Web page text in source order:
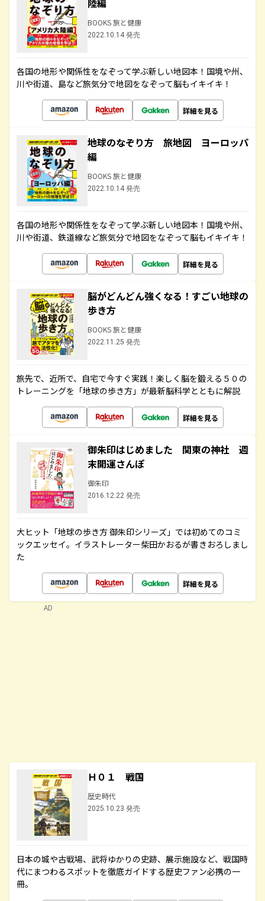
陸編
BOOKS 旅と健康
2022.10.14 発売
各国の地形や関係性をなぞって学ぶ新しい地図本！国境や州、
川や街道、島など旅気分で地図をなぞって脳もイキイキ！
詳細を見る
地球のなぞり方 旅地図 ヨーロッパ
編
BOOKS 旅と健康
2022.10.14 発売
各国の地形や関係性をなぞって学ぶ新しい地図本！国境や州、
川や街道、鉄道線など旅気分で地図をなぞって脳もイキイキ！
詳細を見る
脳がどんどん強くなる！すごい地球の
歩き方
BOOKS 旅と健康
2022.11.25 発売
旅先で、近所で、自宅で今すぐ実践！楽しく脳を鍛える５０の
トレーニングを「地球の歩き方」が最新脳科学とともに解説
詳細を見る
御朱印はじめました 関東の神社 週
末開運さんぽ
御朱印
2016.12.22 発売
大ヒット「地球の歩き方 御朱印シリーズ」では初めてのコミ
ックエッセイ。イラストレーター柴田かおるが書きおろしまし
た
詳細を見る
Ｈ０１ 戦国
歴史時代
2025.10.23 発売
日本の城や古戦場、武将ゆかりの史跡、展示施設など、戦国時
代にまつわるスポットを徹底ガイドする歴史ファン必携の一
冊。
AD